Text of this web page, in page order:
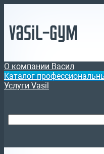
Vasil-Gym
О компании Васил
Каталог
Услуги Vasil